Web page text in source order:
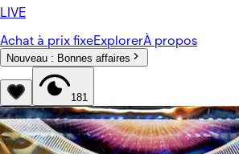
LIVE
Achat à prix fixeExplorerÀ propos
Nouveau : Bonnes affaires
181